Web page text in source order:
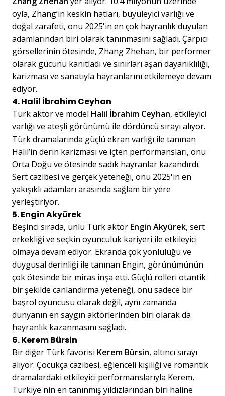
oyla, Zhang’ın keskin hatları, büyüleyici varlığı ve
doğal zarafeti, onu 2025'in en çok hayranlık duyulan
adamlarından biri olarak tanınmasını sağladı. Çarpıcı
görsellerinin ötesinde, Zhang Zhehan, bir performer
olarak gücünü kanıtladı ve sınırları aşan dayanıklılığı,
karizması ve sanatıyla hayranlarını etkilemeye devam
ediyor.
4. Halil İbrahim Ceyhan
Türk aktör ve model Halil İbrahim Ceyhan, etkileyici
varlığı ve ateşli görünümü ile dördüncü sırayı alıyor.
Türk dramalarında güçlü ekran varlığı ile tanınan
Halil’in derin karizması ve içten performansları, onu
Orta Doğu ve ötesinde sadık hayranlar kazandırdı.
Sert cazibesi ve gerçek yeteneği, onu 2025'in en
yakışıklı adamları arasında sağlam bir yere
yerleştiriyor.
5. Engin Akyürek
Beşinci sırada, ünlü Türk aktör Engin Akyürek, sert
erkekliği ve seçkin oyunculuk kariyeri ile etkileyici
olmaya devam ediyor. Ekranda çok yönlülüğü ve
duygusal derinliği ile tanınan Engin, görünümünün
çok ötesinde bir miras inşa etti. Güçlü rolleri otantik
bir şekilde canlandırma yeteneği, onu sadece bir
başrol oyuncusu olarak değil, aynı zamanda
dünyanın en saygın aktörlerinden biri olarak da
hayranlık kazanmasını sağladı.
6. Kerem Bürsin
Bir diğer Türk favorisi Kerem Bürsin, altıncı sırayı
alıyor. Çocukça cazibesi, eğlenceli kişiliği ve romantik
dramalardaki etkileyici performanslarıyla Kerem,
Türkiye'nin en tanınmış yıldızlarından biri haline